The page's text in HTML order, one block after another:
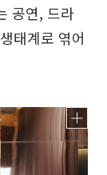
공연, 드라
태계로 엮어